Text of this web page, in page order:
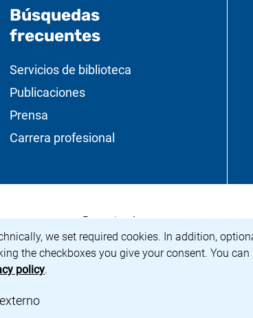
we set required cookies. In addition,
the checkboxes you give your consent. You
policy.
: Aceptar contenido/cookies externas
Búsquedas
frecuentes
Servicios de biblioteca
Publicaciones
Prensa
Carrera profesional
Kulturbesitz</span>Patrocinado por: